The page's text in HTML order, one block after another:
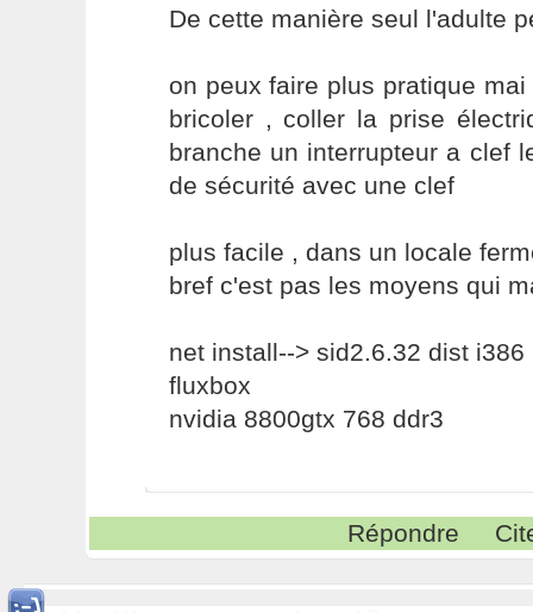
De cette manière seul l'adulte
on peux faire plus pratique
bricoler , coller la prise
branche un interrupteur a clef
de sécurité avec une clef
plus facile , dans un locale
bref c'est pas les moyens qui
net install--> sid2.6.32 dist i386
fluxbox
nvidia 8800gtx 768 ddr3
Répondre